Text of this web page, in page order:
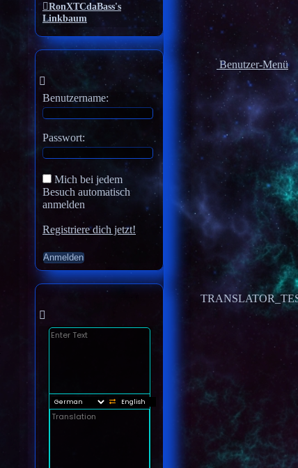
RonXTCdaBass's
Linkbaum
Benutzer-Menü
Benutzername:
Passwort:
Mich bei jedem
Besuch automatisch
anmelden
Registriere dich jetzt!